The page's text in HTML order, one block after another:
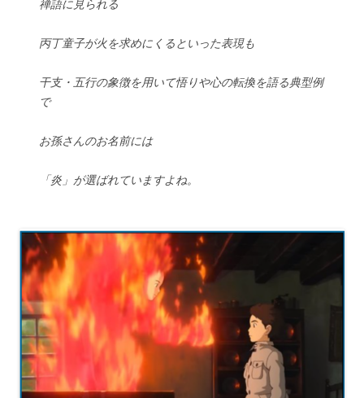
禅語に見られる
丙丁童子が火を求めにくるといった表現も
干支・五行の象徴を用いて悟りや心の転換を語る典型例
で
お孫さんのお名前には
「炎」が選ばれていますよね。